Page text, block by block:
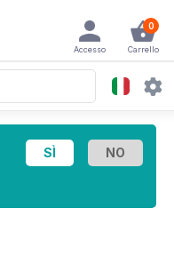
0
Carrello
Accesso